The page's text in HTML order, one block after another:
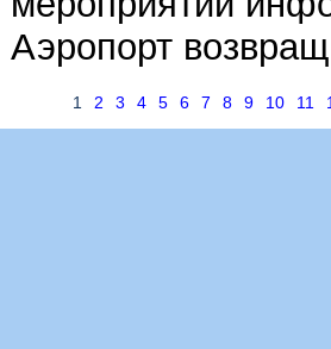
Аэропорт
1 2 3 4 5 6 7 8 9 10 11